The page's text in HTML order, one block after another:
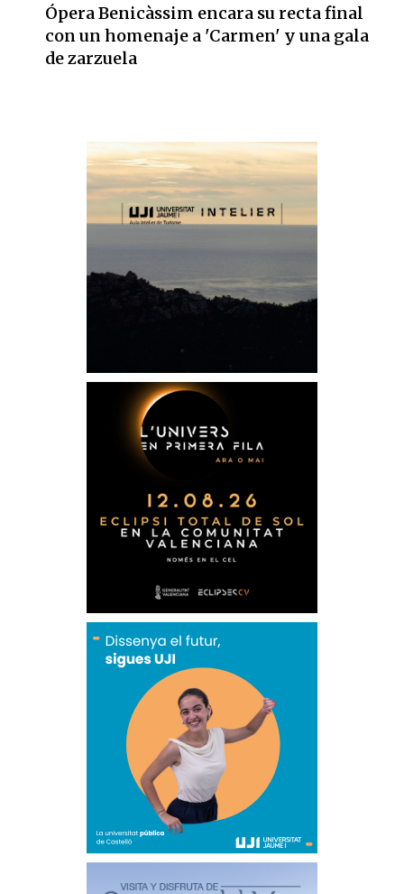
Ópera Benicàssim encara su recta final
con un homenaje a 'Carmen' y una gala
de zarzuela